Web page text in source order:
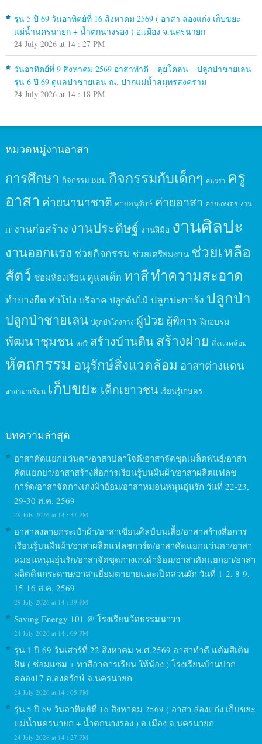
รุ่น 5 ปี 69 วันอาทิตย์ที่ 16 สิงหาคม 2569 ( อาสา ล่องแก่ง เก็บขยะ
แม่น้ำนครนายก + น้ำตกนางรอง ) อ.เมือง จ.นครนายก
24 July 2026 at 14 : 27 PM
วันอาทิตย์ที่ 9 สิงหาคม 2569 อาสาทำดี – ลุยโคลน – ปลูกป่าชายเลน
รุ่น 6 ปี 69 ดูแลป่าชายเลน ณ. ปากแม่น้ำสมุทรสงคราม
24 July 2026 at 14 : 18 PM
หมวดหมู่งานอาสา
การศึกษา กิจกรรม BBL กิจกรรมกับเด็กๆ คนชรา ครู
อาสา ค่ายนานาชาติ ค่ายอนุรักษ์ ค่ายอาสา ค่ายเกษตร งาน
IT งานก่อสร้าง งานประดิษฐ์ งานฝีมือ งานศิลปะ
งานออกแรง ช่วยกิจกรรม ช่วยเตรียมงาน ช่วยเหลือ
สัตว์ ซ่อมห้องเรียน ดูแลเด็ก ทาสีทำความสะอาด
ทำยางยืด ทำโป่ง บริจาค ปลูกต้นไม้ ปลูกปะการัง ปลูกป่า
ปลูกป่าชายเลน ปลูกป่าโกงกาง ผู้ป่วย ผู้พิการ ฝึกอบรม
พัฒนาชุมชน สตรี สร้างบ้านดินสร้างฝาย สิ่งแวดล้อม
หัตถกรรม อนุรักษ์สิ่งแวดล้อม อาสาต่างแดน
อาสาอาเซียน เก็บขยะ เด็กเยาวชน เรียนรู้เกษตร
บทความล่าสุด
อาสาคัดแยกแว่นตา/อาสาปลาใจดี/อาสาจัดชุดเมล็ดพันธุ์/อาสา
คัดแยกยา/อาสาสร้างสื่อการเรียนรู้บนผืนผ้า/อาสาผลิตแฟลช
การ์ด/อาสาจัดกางเกงผ้าอ้อม/อาสาหมอนหนุนอุ่นรัก วันที่ 22-23,
29-30 ส.ค. 2569
29 July 2026 at 14 : 37 PM
อาสาลงลายกระเป๋าผ้า/อาสาเขียนศิลป์บนเสื้อ/อาสาสร้างสื่อการ
เรียนรู้บนผืนผ้า/อาสาผลิตแฟลชการ์ด/อาสาคัดแยกแว่นตา/อาสา
หมอนหนุนอุ่นรัก/อาสาจัดชุดกางเกงผ้าอ้อม/อาสาคัดแยกยา/อาสา
ผลิตดินกระดาษ/อาสาเยี่ยมตายายและเปิดสวนผัก วันที่ 1-2, 8-9,
15-16 ส.ค. 2569
29 July 2026 at 14 : 39 PM
Saving Energy 101 @ โรงเรียนวัดธรรมนาวา
24 July 2026 at 14 : 09 PM
รุ่น 1 ปี 69 วันเสาร์ที่ 22 สิงหาคม พ.ศ.2569 อาสาทำดี แต้มสีเติม
ฝัน ( ซ่อมแซม + ทาสีอาคารเรียน ให้น้อง ) โรงเรียนบ้านปาก
คลอง17 อ.องครักษ์ จ.นครนายก
24 July 2026 at 14 : 05 PM
รุ่น 5 ปี 69 วันอาทิตย์ที่ 16 สิงหาคม 2569 ( อาสา ล่องแก่ง เก็บขยะ
แม่น้ำนครนายก + น้ำตกนางรอง ) อ.เมือง จ.นครนายก
24 July 2026 at 14 : 27 PM